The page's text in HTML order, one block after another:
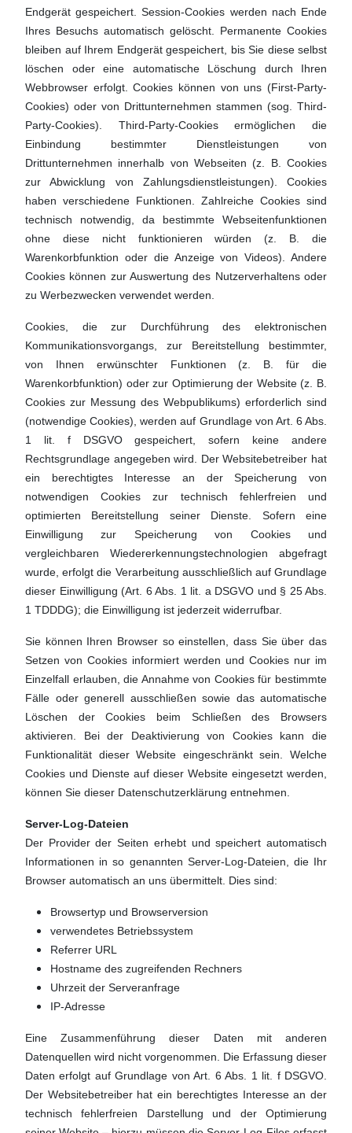
Endgerät gespeichert. Session-Cookies werden nach Ende
Ihres Besuchs automatisch gelöscht. Permanente Cookies
bleiben auf Ihrem Endgerät gespeichert, bis Sie diese selbst
löschen oder eine automatische Löschung durch Ihren
Webbrowser erfolgt. Cookies können von uns (First-Party-
Cookies) oder von Drittunternehmen stammen (sog. Third-
Party-Cookies). Third-Party-Cookies ermöglichen die
Einbindung bestimmter Dienstleistungen von
Drittunternehmen innerhalb von Webseiten (z. B. Cookies
zur Abwicklung von Zahlungsdienstleistungen). Cookies
haben verschiedene Funktionen. Zahlreiche Cookies sind
technisch notwendig, da bestimmte Webseitenfunktionen
ohne diese nicht funktionieren würden (z. B. die
Warenkorbfunktion oder die Anzeige von Videos). Andere
Cookies können zur Auswertung des Nutzerverhaltens oder
zu Werbezwecken verwendet werden.
Cookies, die zur Durchführung des elektronischen
Kommunikationsvorgangs, zur Bereitstellung bestimmter,
von Ihnen erwünschter Funktionen (z. B. für die
Warenkorbfunktion) oder zur Optimierung der Website (z. B.
Cookies zur Messung des Webpublikums) erforderlich sind
(notwendige Cookies), werden auf Grundlage von Art. 6 Abs.
1 lit. f DSGVO gespeichert, sofern keine andere
Rechtsgrundlage angegeben wird. Der Websitebetreiber hat
ein berechtigtes Interesse an der Speicherung von
notwendigen Cookies zur technisch fehlerfreien und
optimierten Bereitstellung seiner Dienste. Sofern eine
Einwilligung zur Speicherung von Cookies und
vergleichbaren Wiedererkennungstechnologien abgefragt
wurde, erfolgt die Verarbeitung ausschließlich auf Grundlage
dieser Einwilligung (Art. 6 Abs. 1 lit. a DSGVO und § 25 Abs.
1 TDDDG); die Einwilligung ist jederzeit widerrufbar.
Sie können Ihren Browser so einstellen, dass Sie über das
Setzen von Cookies informiert werden und Cookies nur im
Einzelfall erlauben, die Annahme von Cookies für bestimmte
Fälle oder generell ausschließen sowie das automatische
Löschen der Cookies beim Schließen des Browsers
aktivieren. Bei der Deaktivierung von Cookies kann die
Funktionalität dieser Website eingeschränkt sein. Welche
Cookies und Dienste auf dieser Website eingesetzt werden,
können Sie dieser Datenschutzerklärung entnehmen.
Server-Log-Dateien
Der Provider der Seiten erhebt und speichert automatisch
Informationen in so genannten Server-Log-Dateien, die Ihr
Browser automatisch an uns übermittelt. Dies sind:
Browsertyp und Browserversion
verwendetes Betriebssystem
Referrer URL
Hostname des zugreifenden Rechners
Uhrzeit der Serveranfrage
IP-Adresse
Eine Zusammenführung dieser Daten mit anderen
Datenquellen wird nicht vorgenommen. Die Erfassung dieser
Daten erfolgt auf Grundlage von Art. 6 Abs. 1 lit. f DSGVO.
Der Websitebetreiber hat ein berechtigtes Interesse an der
technisch fehlerfreien Darstellung und der Optimierung